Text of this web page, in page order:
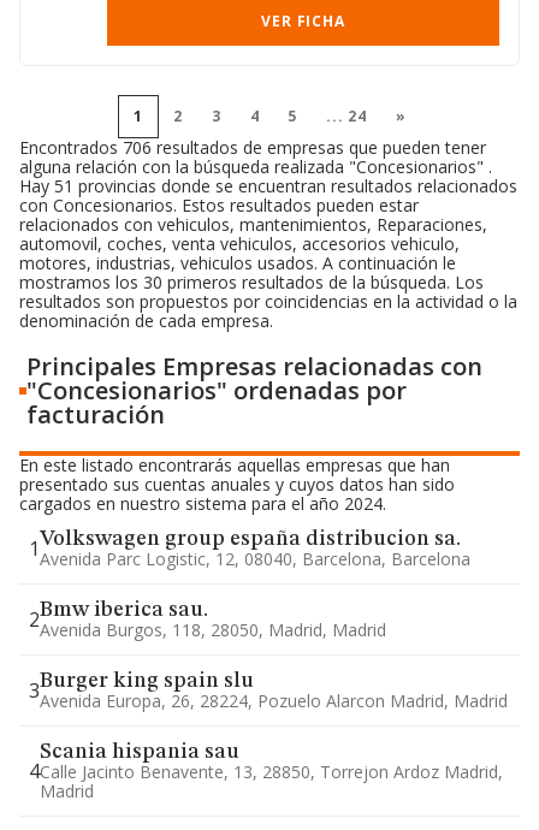
VER FICHA
1 2 3 4 5 ... 24 »
Encontrados 706 resultados de empresas que pueden tener
alguna relación con la búsqueda realizada "Concesionarios" .
Hay 51 provincias donde se encuentran resultados relacionados
con Concesionarios. Estos resultados pueden estar
relacionados con vehiculos, mantenimientos, Reparaciones,
automovil, coches, venta vehiculos, accesorios vehiculo,
motores, industrias, vehiculos usados. A continuación le
mostramos los 30 primeros resultados de la búsqueda. Los
resultados son propuestos por coincidencias en la actividad o la
denominación de cada empresa.
Principales Empresas relacionadas con
"Concesionarios" ordenadas por
facturación
En este listado encontrarás aquellas empresas que han
presentado sus cuentas anuales y cuyos datos han sido
cargados en nuestro sistema para el año 2024.
1Volkswagen group españa distribucion sa.
Avenida Parc Logistic, 12, 08040, Barcelona, Barcelona
2Bmw iberica sau.
Avenida Burgos, 118, 28050, Madrid, Madrid
3Burger king spain slu
Avenida Europa, 26, 28224, Pozuelo Alarcon Madrid, Madrid
4
Scania hispania sau
Calle Jacinto Benavente, 13, 28850, Torrejon Ardoz Madrid,
Madrid